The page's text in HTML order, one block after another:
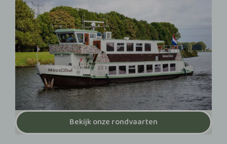
Bekijk onze rondvaarten